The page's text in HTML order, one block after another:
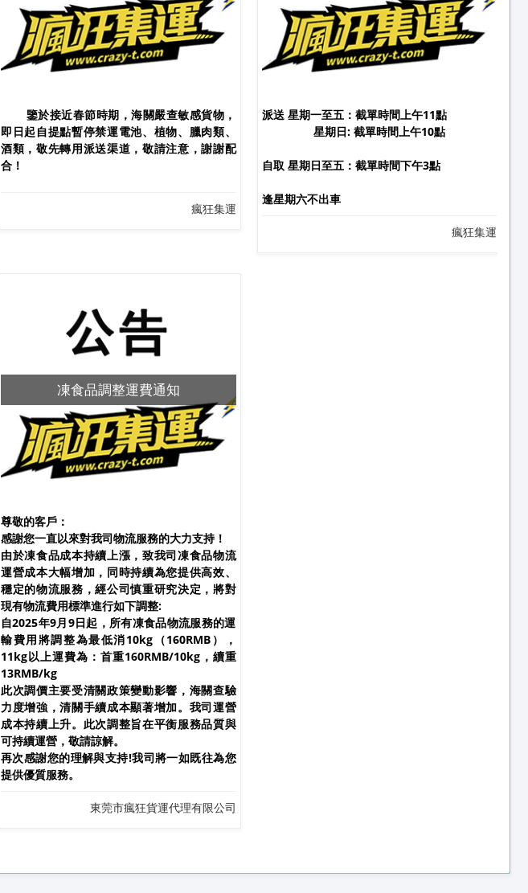
鑒於接近春節時期，海關嚴查敏感貨物，
即日起自提點暫停禁運電池、植物、臘肉類、
酒類，敬先轉用派送渠道，敬請注意，謝謝配
合！
瘋狂集運
派送 星期一至五：截單時間上午11點
星期日: 截單時間上午10點
自取 星期日至五：截單時間下午3點
逢星期六不出車
瘋狂集運
凍食品調整運費通知
尊敬的客戶：
感謝您一直以來對我司物流服務的大力支持！
由於凍食品成本持續上漲，致我司凍食品物流
運營成本大幅增加，同時持續為您提供高效、
穩定的物流服務，經公司慎重研究決定，將對
現有物流費用標準進行如下調整:
自2025年9月9日起，所有凍食品物流服務的運
輸費用將調整為最低消10kg（160RMB），
11kg以上運費為：首重160RMB/10kg，續重
13RMB/kg
此次調價主要受清關政策變動影響，海關查驗
力度增強，清關手續成本顯著增加。我司運營
成本持續上升。此次調整旨在平衡服務品質與
可持續運營，敬請諒解。
再次感謝您的理解與支持!我司將一如既往為您
提供優質服務。
東莞市瘋狂貨運代理有限公司